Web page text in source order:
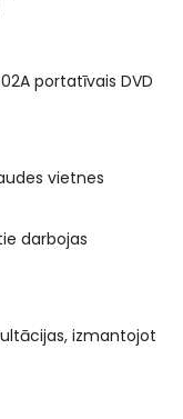
portatīvais DVD
vietnes
darbojas
izmantojot